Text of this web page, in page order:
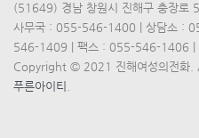
(51649) 경남 창원시 진해구 충장
사무국 : 055-546-1400 | 상담소 :
546-1409 | 팩스 : 055-546-1406
Copyright © 2021 진해여성의전
푸른아이티